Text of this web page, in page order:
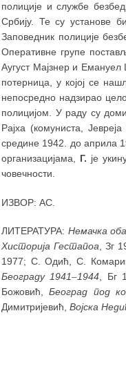
полиције и службе
Србију. Те су установе
Заповедник полиције
Оперативне групе
Аугуст Мајзнер и
потерница, у којој се
непосредно надзирао
полицијом. У раду су
Рајха (комуниста,
средине 1942. до априла
организацијама, Г. је
човечности.
ИЗВОР: АС.
ЛИТЕРАТУРА: Немачка
Хисторија Гестапоа , Зг
1977; С. Одић, С.
Београду 1941–1944 , Бг
Божовић,Београд под
Димитријевић, Војска